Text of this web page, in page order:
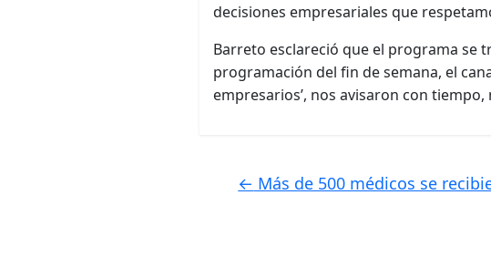
decisiones empresariales que
Barreto esclareció que el programa se
programación del fin de semana, el
empresarios’, nos avisaron con
← Más de 500 médicos se